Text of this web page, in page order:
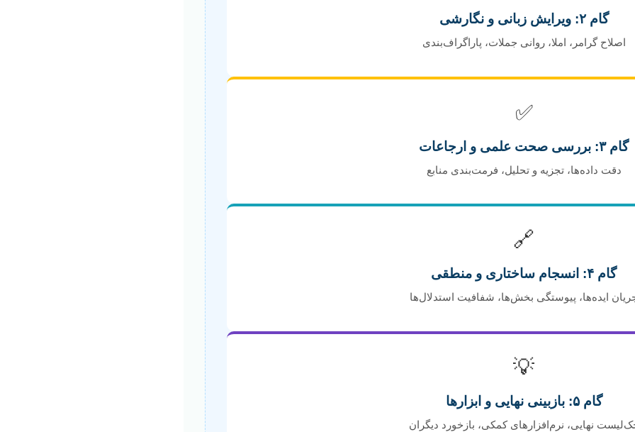
گام ۲: ویرایش زبانی و نگارشی
اصلاح گرامر، املا، روانی جملات، پاراگراف‌بندی
✅
گام ۳: بررسی صحت علمی و ارجاعات
دقت داده‌ها، تجزیه و تحلیل، فرمت‌بندی منابع
🔗
گام ۴: انسجام ساختاری و منطقی
ایده‌ها، پیوستگی بخش‌ها، شفافیت استدلال‌ها
💡
گام ۵: بازبینی نهایی و ابزارها
نهایی، نرم‌افزارهای کمکی، بازخورد دیگران